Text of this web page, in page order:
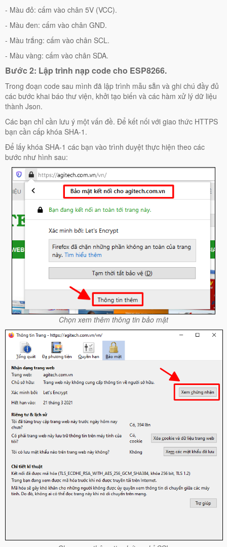
- Màu đỏ: cấm vào chân 5V (VCC).
- Màu đen: cấm vào chân GND.
- Màu trắng: cấm vào chân SCL.
- Màu vàng: cấm vào chân SDA.
Bước 2: Lập trình nạp code cho ESP8266.
Trong đoạn code sau mình đã lập trình mẫu sẵn và ghi chú đầy đủ
các bước khai báo thư viện, khởi tạo biến và các hàm xử lý dữ liệu
thành Json.
Các bạn chỉ cần lưu ý một vấn đề. Để kết nối với giao thức HTTPS
bạn cần cấp khóa SHA-1.
Để lấy khóa SHA-1 các bạn vào trình duyệt thực hiện theo các
bước như hình sau:
Chọn xem thêm thông tin bảo mật